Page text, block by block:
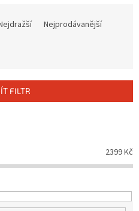
Nejprodávanější
FILTR
2399Kč